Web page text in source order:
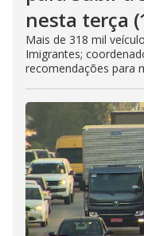
nesta terça
Mais de 318 mil
Imigrantes;
recomendações para